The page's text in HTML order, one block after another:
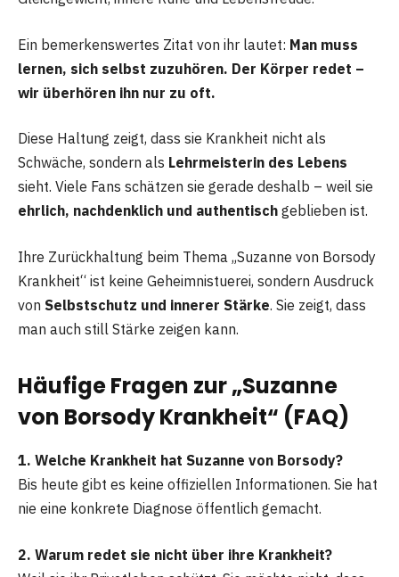
Ein bemerkenswertes Zitat von ihr lautet: Man muss
lernen, sich selbst zuzuhören. Der Körper redet –
wir überhören ihn nur zu oft.
Diese Haltung zeigt, dass sie Krankheit nicht als
Schwäche, sondern als Lehrmeisterin des Lebens
sieht. Viele Fans schätzen sie gerade deshalb – weil sie
ehrlich, nachdenklich und authentisch geblieben ist.
Ihre Zurückhaltung beim Thema „Suzanne von Borsody
Krankheit“ ist keine Geheimnistuerei, sondern Ausdruck
von Selbstschutz und innerer Stärke. Sie zeigt, dass
man auch still Stärke zeigen kann.
Häufige Fragen zur „Suzanne
von Borsody Krankheit“ (FAQ)
1. Welche Krankheit hat Suzanne von Borsody?
Bis heute gibt es keine offiziellen Informationen. Sie hat
nie eine konkrete Diagnose öffentlich gemacht.
2. Warum redet sie nicht über ihre Krankheit?